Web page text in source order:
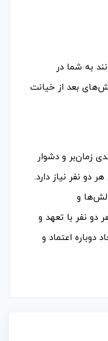
به شما در
بعد از خیانت
زمان‌بر و دشوار
دو نفر نیاز دارد.
و
دو نفر با تعهد و
دوباره اعتماد و